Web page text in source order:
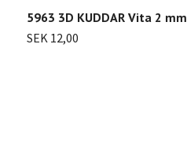
5963 3D KUDDAR Vita 2 mm
SEK 12,00